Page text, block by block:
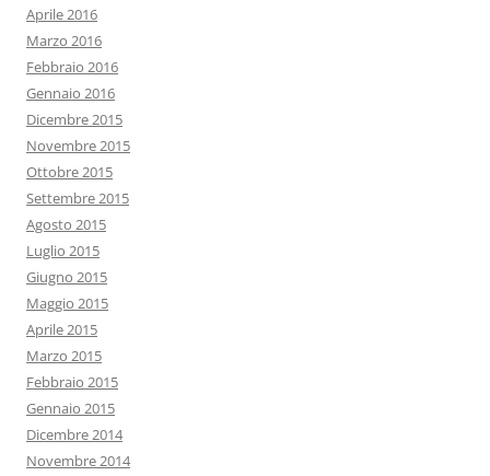
Aprile 2016
Marzo 2016
Febbraio 2016
Gennaio 2016
Dicembre 2015
Novembre 2015
Ottobre 2015
Settembre 2015
Agosto 2015
Luglio 2015
Giugno 2015
Maggio 2015
Aprile 2015
Marzo 2015
Febbraio 2015
Gennaio 2015
Dicembre 2014
Novembre 2014